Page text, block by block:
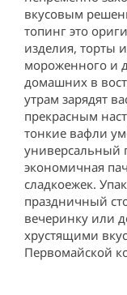
вкусовым
топинг это
изделия, торты
мороженного и
домашних в
утрам зарядят
прекрасным
тонкие вафли
универсальный
экономичная
сладкоежек.
праздничный
вечеринку или
хрустящими
Первомайской